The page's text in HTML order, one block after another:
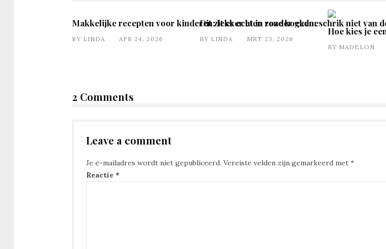
Makkelijke recepten voor kinderen: lekker eten zonder gedoe
BY LINDA APR 24, 2026
Dit zit er echt in roze koeken: schrik niet van
BY LINDA MRT 23, 2026
Hoe kies je
BY MADELON
2 Comments
Leave a comment
Je e-mailadres wordt niet gepubliceerd. Vereiste velden zijn gemarkeerd met *
Reactie *